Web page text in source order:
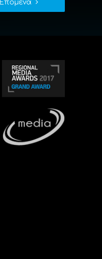
Επόμενα